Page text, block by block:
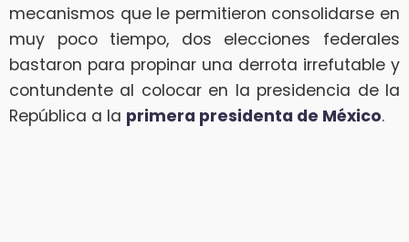
mecanismos que le permitieron consolidarse en
muy poco tiempo, dos elecciones federales
bastaron para propinar una derrota irrefutable y
contundente al colocar en la presidencia de la
República a la primera presidenta de México.